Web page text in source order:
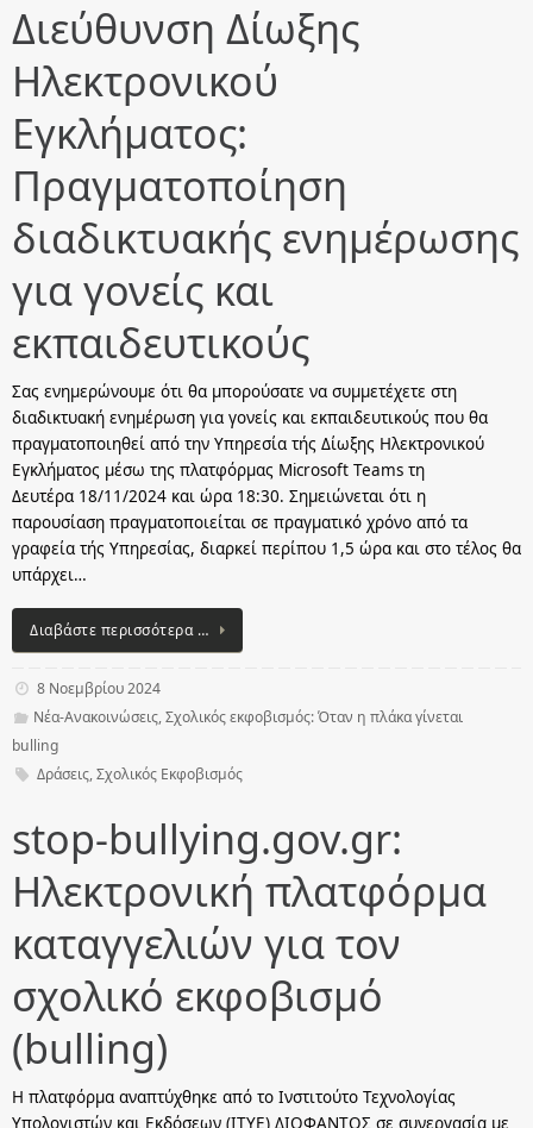
Διεύθυνση Δίωξης
Ηλεκτρονικού
Εγκλήματος:
Πραγματοποίηση
διαδικτυακής ενημέρωσης
για γονείς και
εκπαιδευτικούς
Σας ενημερώνουμε ότι θα μπορούσατε να συμμετέχετε στη
διαδικτυακή ενημέρωση για γονείς και εκπαιδευτικούς που θα
πραγματοποιηθεί από την Υπηρεσία τής Δίωξης Ηλεκτρονικού
Εγκλήματος μέσω της πλατφόρμας Microsoft Teams τη
Δευτέρα 18/11/2024 και ώρα 18:30. Σημειώνεται ότι η
παρουσίαση πραγματοποιείται σε πραγματικό χρόνο από τα
γραφεία τής Υπηρεσίας, διαρκεί περίπου 1,5 ώρα και στο τέλος θα
υπάρχει…
Διαβάστε περισσότερα …
8 Νοεμβρίου 2024
Νέα-Ανακοινώσεις,Σχολικός εκφοβισμός: Όταν η πλάκα γίνεται
bulling
Δράσεις,Σχολικός Εκφοβισμός
stop-bullying.gov.gr:
Ηλεκτρονική πλατφόρμα
καταγγελιών για τον
σχολικό εκφοβισμό
(bulling)
Η πλατφόρμα αναπτύχθηκε από το Ινστιτούτο Τεχνολογίας
Υπολογιστών και Εκδόσεων (ΙΤΥΕ) ΔΙΟΦΑΝΤΟΣ σε συνεργασία με